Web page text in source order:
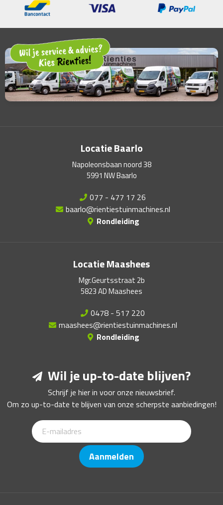
Locatie Baarlo
Napoleonsbaan noord 38
5991 NW Baarlo
077 - 477 17 26
baarlo@rientiestuinmachines.nl
Rondleiding
Locatie Maashees
Mgr.Geurtsstraat 2b
5823 AD Maashees
0478 - 517 220
maashees@rientiestuinmachines.nl
Rondleiding
Wil je up-to-date blijven?
Schrijf je hier in voor onze nieuwsbrief.
Om zo up-to-date te blijven van onze scherpste aanbiedingen!
Aanmelden